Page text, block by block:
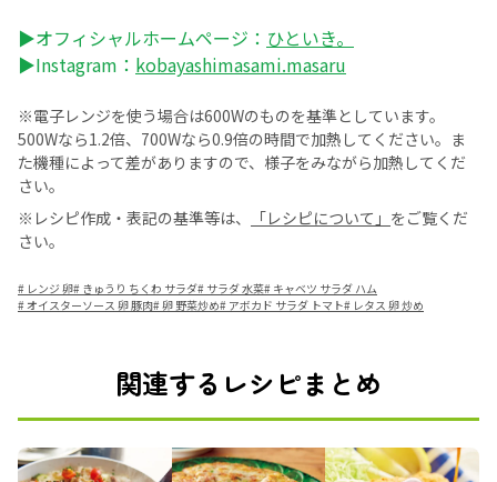
▶オフィシャルホームページ： ひといき。
▶Instagram： kobayashimasami.masaru
※電子レンジを使う場合は600Wのものを基準としています。
500Wなら1.2倍、700Wなら0.9倍の時間で加熱してください。ま
た機種によって差がありますので、様子をみながら加熱してくだ
さい。
※レシピ作成・表記の基準等は、
「レシピについて」 をご覧くだ
さい。
# レンジ 卵# きゅうり ちくわ サラダ# サラダ 水菜# キャベツ サラダ ハム
#オイスターソース 卵 豚肉#卵 野菜炒め# アボカド サラダ トマト# レタス 卵 炒め
関連するレシピまとめ